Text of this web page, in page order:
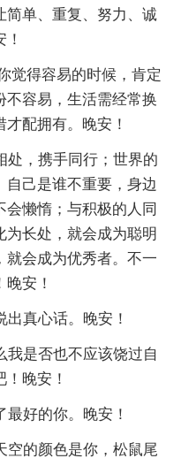
简单、重复、努力、诚
觉得容易的时候，肯定
不容易，生活需经常换
配拥有。晚安！
处，携手同行；世界的
自己是谁不重要，身边
懒惰；与积极的人同
长处，就会成为聪明
就会成为优秀者。不一
安！
真心话。晚安！
我是否也不应该饶过自
晚安！
好的你。晚安！
空的颜色是你，松鼠尾